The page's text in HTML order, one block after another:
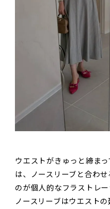
ウエストがきゅっと締ま
は、ノースリーブと合わ
のが個人的なフラストレ
ノースリーブはウエストの